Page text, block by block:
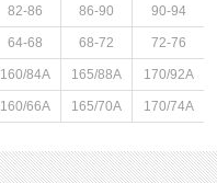
82-86 86-90 90-94
64-68 68-72 72-76
160/84A 165/88A 170/92A
160/66A 165/70A 170/74A